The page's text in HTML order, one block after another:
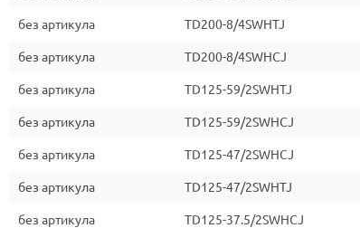
без артикула TD200-8/4SWHTJ
без артикула TD200-8/4SWHCJ
без артикула TD125-59/2SWHTJ
без артикула TD125-59/2SWHCJ
без артикула TD125-47/2SWHCJ
без артикула TD125-47/2SWHTJ
без артикула TD125-37.5/2SWHCJ